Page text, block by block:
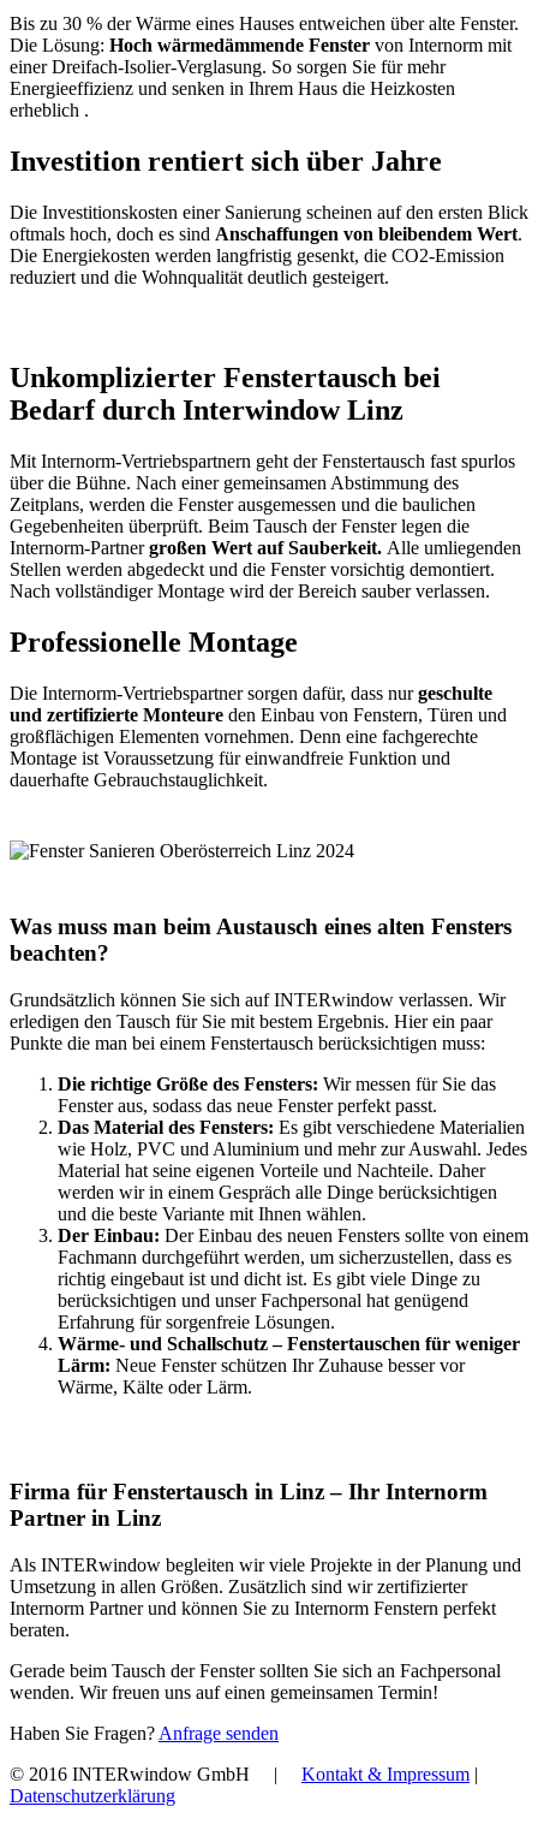
Bis zu 30 % der Wärme eines Hauses entweichen über alte Fenster.
Die Lösung: Hoch wärmedämmende Fenster von Internorm mit
einer Dreifach-Isolier-Verglasung. So sorgen Sie für mehr
Energieeffizienz und senken in Ihrem Haus die Heizkosten
erheblich .
Investition rentiert sich über Jahre
Die Investitionskosten einer Sanierung scheinen auf den ersten Blick
oftmals hoch, doch es sind Anschaffungen von bleibendem Wert.
Die Energiekosten werden langfristig gesenkt, die CO2-Emission
reduziert und die Wohnqualität deutlich gesteigert.
Unkomplizierter Fenstertausch bei
Bedarf durch Interwindow Linz
Mit Internorm-Vertriebspartnern geht der Fenstertausch fast spurlos
über die Bühne. Nach einer gemeinsamen Abstimmung des
Zeitplans, werden die Fenster ausgemessen und die baulichen
Gegebenheiten überprüft. Beim Tausch der Fenster legen die
Internorm-Partnergroßen Wert auf Sauberkeit. Alle umliegenden
Stellen werden abgedeckt und die Fenster vorsichtig demontiert.
Nach vollständiger Montage wird der Bereich sauber verlassen.
Professionelle Montage
Die Internorm-Vertriebspartner sorgen dafür, dass nurgeschulte
und zertifizierte Monteure den Einbau von Fenstern, Türen und
großflächigen Elementen vornehmen. Denn eine fachgerechte
Montage ist Voraussetzung für einwandfreie Funktion und
dauerhafte Gebrauchstauglichkeit.
Was muss man beim Austausch eines alten Fensters
beachten?
Grundsätzlich können Sie sich auf INTERwindow verlassen. Wir
erledigen den Tausch für Sie mit bestem Ergebnis. Hier ein paar
Punkte die man bei einem Fenstertausch berücksichtigen muss:
Die richtige Größe des Fensters: Wir messen für Sie das
Fenster aus, sodass das neue Fenster perfekt passt.
Das Material des Fensters: Es gibt verschiedene Materialien
wie Holz, PVC und Aluminium und mehr zur Auswahl. Jedes
Material hat seine eigenen Vorteile und Nachteile. Daher
werden wir in einem Gespräch alle Dinge berücksichtigen
und die beste Variante mit Ihnen wählen.
Der Einbau: Der Einbau des neuen Fensters sollte von einem
Fachmann durchgeführt werden, um sicherzustellen, dass es
richtig eingebaut ist und dicht ist. Es gibt viele Dinge zu
berücksichtigen und unser Fachpersonal hat genügend
Erfahrung für sorgenfreie Lösungen.
Wärme- und Schallschutz – Fenstertauschen für weniger
Lärm: Neue Fenster schützen Ihr Zuhause besser vor
Wärme, Kälte oder Lärm.
Firma für Fenstertausch in Linz – Ihr Internorm
Partner in Linz
Als INTERwindow begleiten wir viele Projekte in der Planung und
Umsetzung in allen Größen. Zusätzlich sind wir zertifizierter
Internorm Partner und können Sie zu Internorm Fenstern perfekt
beraten.
Gerade beim Tausch der Fenster sollten Sie sich an Fachpersonal
wenden. Wir freuen uns auf einen gemeinsamen Termin!
Haben Sie Fragen? Anfrage senden
© 2016 INTERwindow GmbH | Kontakt & Impressum |
Datenschutzerklärung